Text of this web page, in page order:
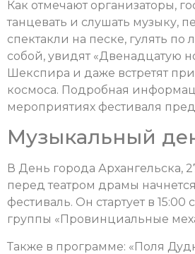
Как отмечают организаторы,
танцевать и слушать музыку,
спектакли на песке, гулять по
собой, увидят «Двенадцатую
Шекспира и даже встретят
космоса. Подробная
мероприятиях фестиваля
Музыкальный
В День города Архангельска,
перед театром драмы
фестиваль. Он стартует в 15:00
группы «Провинциальные
Также в программе: «Поля